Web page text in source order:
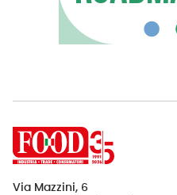
Via Mazzini, 6